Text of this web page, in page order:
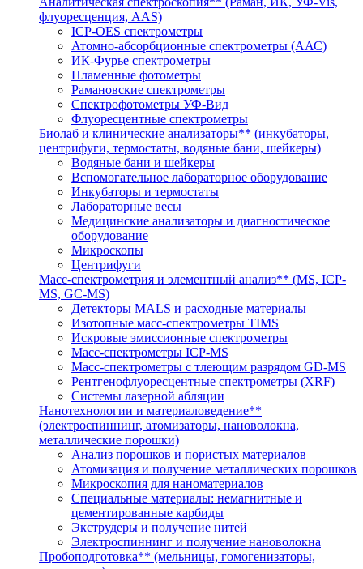
флуоресценция, AAS)
ICP-OES спектрометры
Атомно-абсорбционные спектрометры (ААС)
ИК-Фурье спектрометры
Пламенные фотометры
Рамановские спектрометры
Спектрофотометры УФ-Вид
Флуоресцентные спектрометры
Биолаб и клинические анализаторы** (инкубаторы,
центрифуги, термостаты, водяные бани, шейкеры)
Водяные бани и шейкеры
Вспомогательное лабораторное оборудование
Инкубаторы и термостаты
Лабораторные весы
Медицинские анализаторы и диагностическое
оборудование
Микроскопы
Центрифуги
Масс-спектрометрия и элементный анализ** (MS, ICP-
MS, GC-MS)
Детекторы MALS и расходные материалы
Изотопные масс-спектрометры TIMS
Искровые эмиссионные спектрометры
Масс-спектрометры ICP-MS
Масс-спектрометры с тлеющим разрядом GD-MS
Рентгенофлуоресцентные спектрометры (XRF)
Системы лазерной абляции
Нанотехнологии и материаловедение**
(электроспиннинг, атомизаторы, нановолокна,
металлические порошки)
Анализ порошков и пористых материалов
Атомизация и получение металлических порошков
Микроскопия для наноматериалов
Специальные материалы: немагнитные и
цементированные карбиды
Экструдеры и получение нитей
Электроспиннинг и получение нановолокна
Пробоподготовка** (мельницы, гомогенизаторы,